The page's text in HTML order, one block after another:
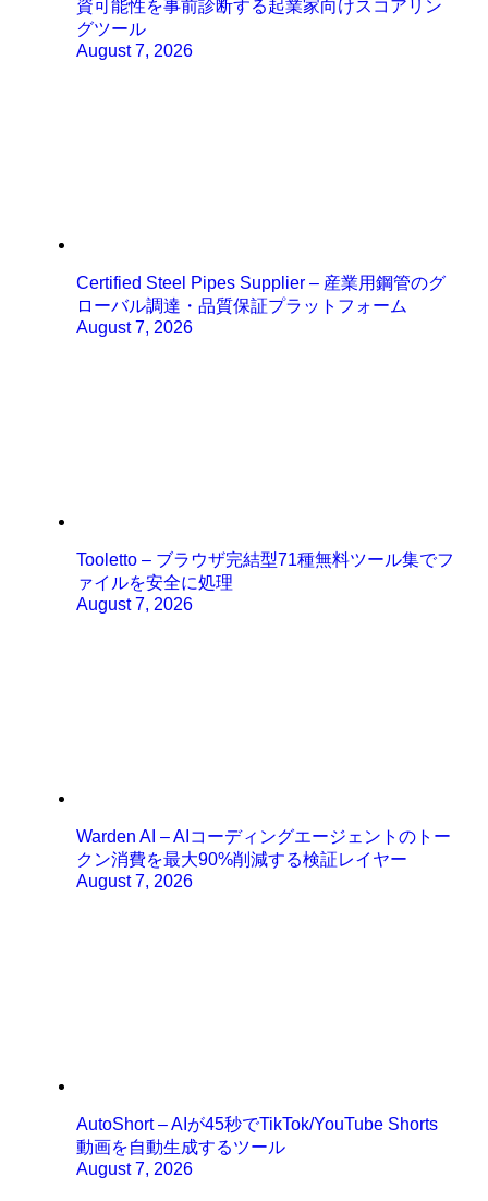
資可能性を事前診断する起業家向けスコアリン
グツール
August 7, 2026
Certified Steel Pipes Supplier – 産業用鋼管のグ
ローバル調達・品質保証プラットフォーム
August 7, 2026
Tooletto – ブラウザ完結型71種無料ツール集でフ
ァイルを安全に処理
August 7, 2026
Warden AI – AIコーディングエージェントのトー
クン消費を最大90%削減する検証レイヤー
August 7, 2026
AutoShort – AIが45秒でTikTok/YouTube Shorts
動画を自動生成するツール
August 7, 2026